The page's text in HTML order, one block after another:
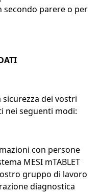
secondo parere o per
sicurezza dei vostri
nei seguenti modi:
con persone
MESI mTABLET
gruppo di lavoro
diagnostica